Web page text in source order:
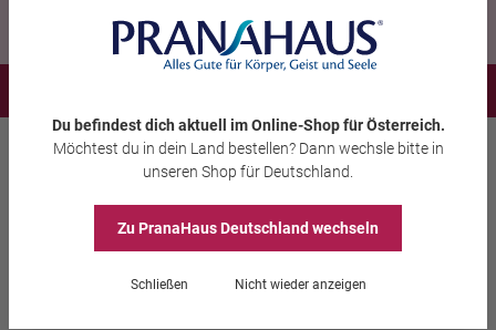
Wohlbefinden Aromatherapie Essenzen & Öle
Raumduft-Diffuserl „Das
Frischerl“
Du befindest dich aktuell im Online-Shopfür Österreich.
Möchtest du in dein Land bestellen? Dann wechsle bitte in
unseren Shop für Deutschland
Zu PranaHausDeutschland wechseln
Schließen Nicht wieder anzeigen